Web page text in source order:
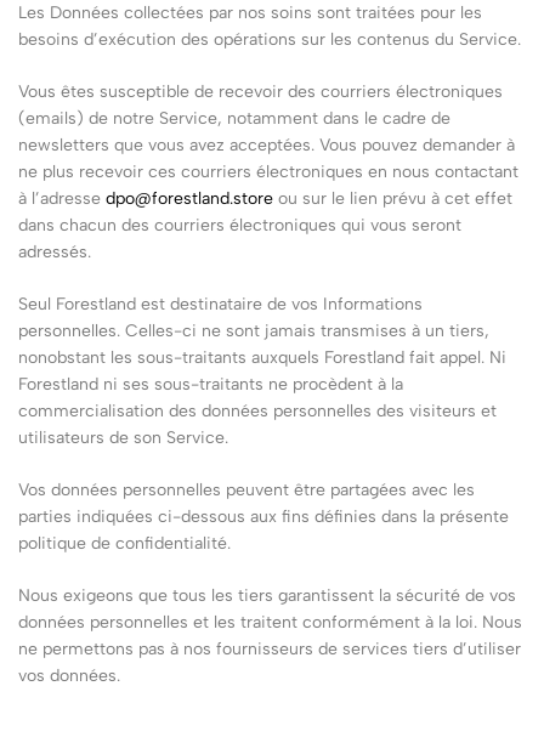
Les Données collectées par nos soins sont traitées pour les
besoins d’exécution des opérations sur les contenus du Service.
Vous êtes susceptible de recevoir des courriers électroniques
(emails) de notre Service, notamment dans le cadre de
newsletters que vous avez acceptées. Vous pouvez demander à
ne plus recevoir ces courriers électroniques en nous contactant
à l’adresse dpo@forestland.store ou sur le lien prévu à cet effet
dans chacun des courriers électroniques qui vous seront
adressés.
Seul Forestland est destinataire de vos Informations
personnelles. Celles-ci ne sont jamais transmises à un tiers,
nonobstant les sous-traitants auxquels Forestland fait appel. Ni
Forestland ni ses sous-traitants ne procèdent à la
commercialisation des données personnelles des visiteurs et
utilisateurs de son Service.
Vos données personnelles peuvent être partagées avec les
parties indiquées ci-dessous aux fins définies dans la présente
politique de confidentialité.
Nous exigeons que tous les tiers garantissent la sécurité de vos
données personnelles et les traitent conformément à la loi. Nous
ne permettons pas à nos fournisseurs de services tiers d’utiliser
vos données.